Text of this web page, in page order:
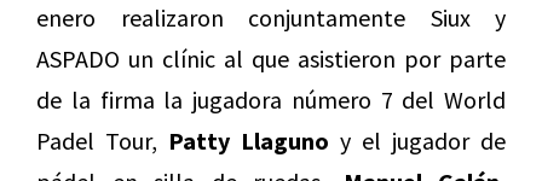
enero realizaron conjuntamente Siux y
ASPADO un clínic al que asistieron por parte
de la firma la jugadora número 7 del World
Padel Tour, Patty Llaguno y el jugador de